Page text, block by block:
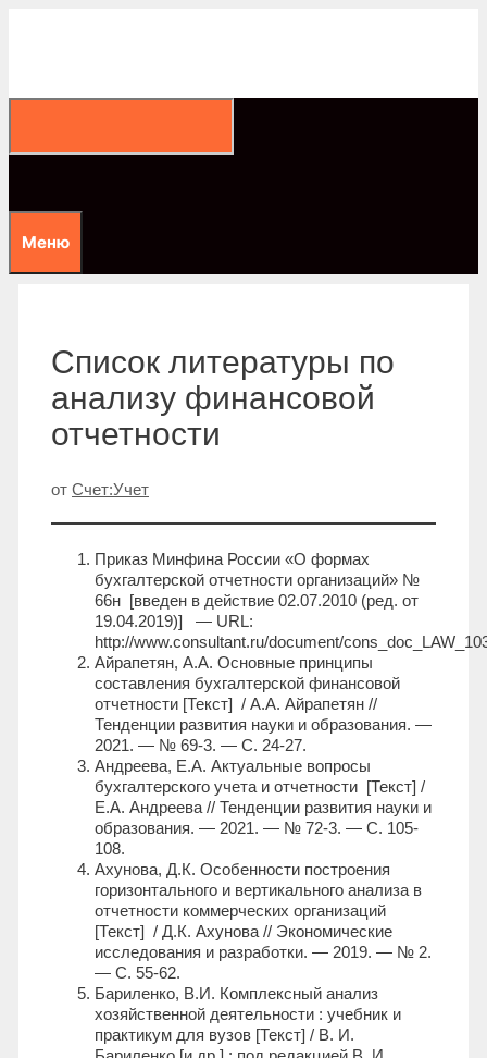
Меню
Список литературы по
анализу финансовой
отчетности
от Счет:Учет
Приказ Минфина России «О формах
бухгалтерской отчетности организаций» №
66н [введен в действие 02.07.2010 (ред. от
19.04.2019)] — URL:
http://www.consultant.ru/document/
Айрапетян, А.А. Основные принципы
составления бухгалтерской финансовой
отчетности [Текст] / А.А. Айрапетян //
Тенденции развития науки и образования. —
2021. — № 69-3. — С. 24-27.
Андреева, Е.А. Актуальные вопросы
бухгалтерского учета и отчетности [Текст] /
Е.А. Андреева // Тенденции развития науки и
образования. — 2021. — № 72-3. — С. 105-
108.
Ахунова, Д.К. Особенности построения
горизонтального и вертикального анализа в
отчетности коммерческих организаций
[Текст] / Д.К. Ахунова // Экономические
исследования и разработки. — 2019. — № 2.
— С. 55-62.
Бариленко, В.И. Комплексный анализ
хозяйственной деятельности : учебник и
практикум для вузов [Текст] / В. И.